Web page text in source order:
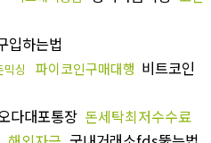
입하는법
믹싱 파이코인구매대행 비트코인
다대포통장 돈세탁최저수수료